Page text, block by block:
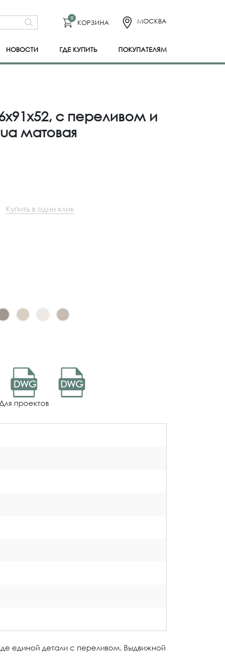
0
КОРЗИНА МОСКВА
НОВОСТИ ГДЕ КУПИТЬ ПОКУПАТЕЛЯМ
с переливом и
матовая
Купить в один клик
DWG DWG
Для проектов
единой детали с переливом. Выдвижной